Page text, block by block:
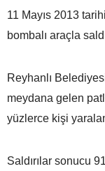
11 Mayıs 2013
bombalı araçla
Reyhanlı
meydana gelen
yüzlerce kişi
Saldırılar sonucu